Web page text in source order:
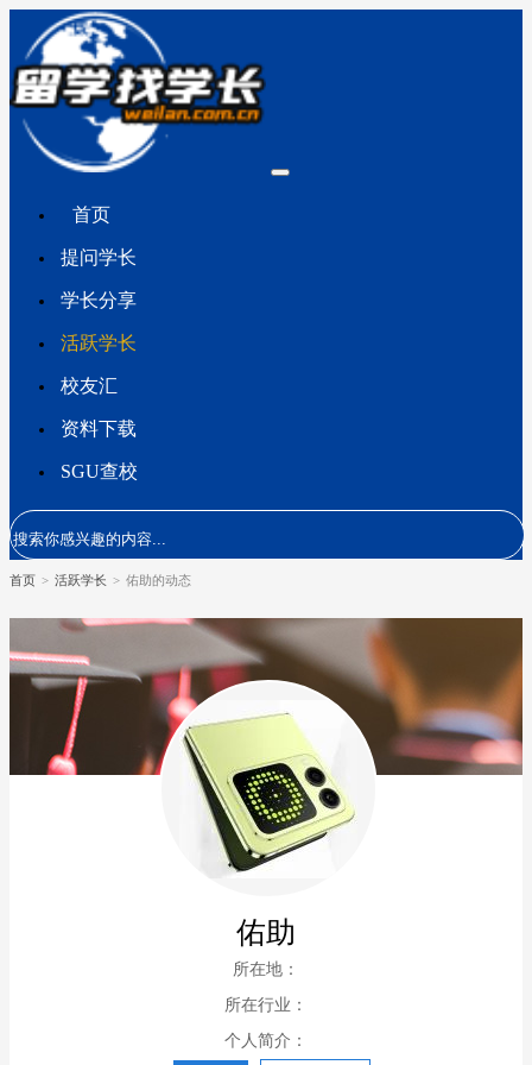
首页
提问学长
学长分享
活跃学长
校友汇
资料下载
SGU查校
首页 > 活跃学长 > 佑助的动态
佑助
所在地：
所在行业：
个人简介：